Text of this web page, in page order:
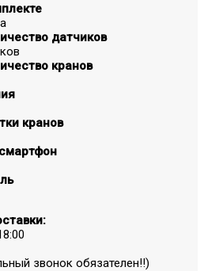
датчиков
кранов
кранов
звонок обязателен!!)